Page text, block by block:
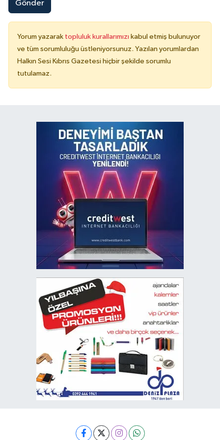
Gönder
Yorum yazarak topluluk kurallarımızı kabul etmiş bulunuyor
ve tüm sorumluluğu üstleniyorsunuz. Yazılan yorumlardan
Halkın Sesi Kıbrıs Gazetesi hiçbir şekilde sorumlu
tutulamaz.